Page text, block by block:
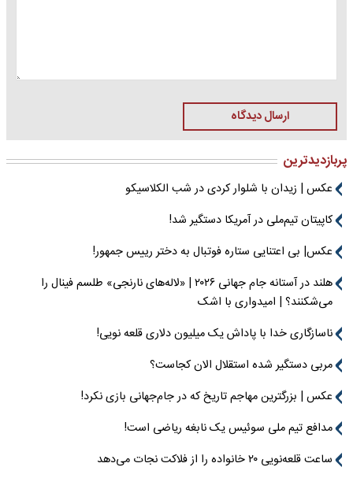
ارسال دیدگاه
پربازدیدترین
عکس | زیدان با شلوار کردی در شب الکلاسیکو
کاپیتان تیم‌ملی در آمریکا دستگیر شد!
عکس| بی اعتنایی ستاره فوتبال به دختر رییس جمهور!
هلند در آستانه جام جهانی ۲۰۲۶ | «لاله‌های نارنجی» طلسم فینال را
می‌شکنند؟ | امیدواری با اشک
ناسازگاری خدا با پاداش یک میلیون دلاری قلعه نویی!
مربی دستگیر شده استقلال الان کجاست؟
عکس | بزرگترین مهاجم تاریخ که در جام‌جهانی بازی نکرد!
مدافع تیم ملی سوئیس یک نابغه ریاضی است!
ساعت قلعه‌نویی ۲۰ خانواده را از فلاکت نجات می‌دهد